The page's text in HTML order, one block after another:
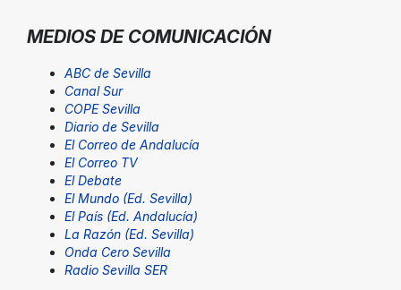
MEDIOS DE COMUNICACIÓN
ABC de Sevilla
Canal Sur
COPE Sevilla
Diario de Sevilla
El Correo de Andalucía
El Correo TV
El Debate
El Mundo (Ed. Sevilla)
El País (Ed. Andalucía)
La Razón (Ed. Sevilla)
Onda Cero Sevilla
Radio Sevilla SER